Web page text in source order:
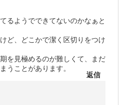
るようでできてないのかなぁと
ど、どこかで潔く区切りをつけ
を見極めるのが難しくて、まだ
うことがあります。
返信